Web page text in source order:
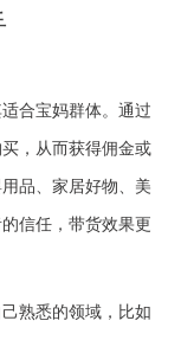
合宝妈群体。通过
，从而获得佣金或
品、家居好物、美
信任，带货效果更
熟悉的领域，比如